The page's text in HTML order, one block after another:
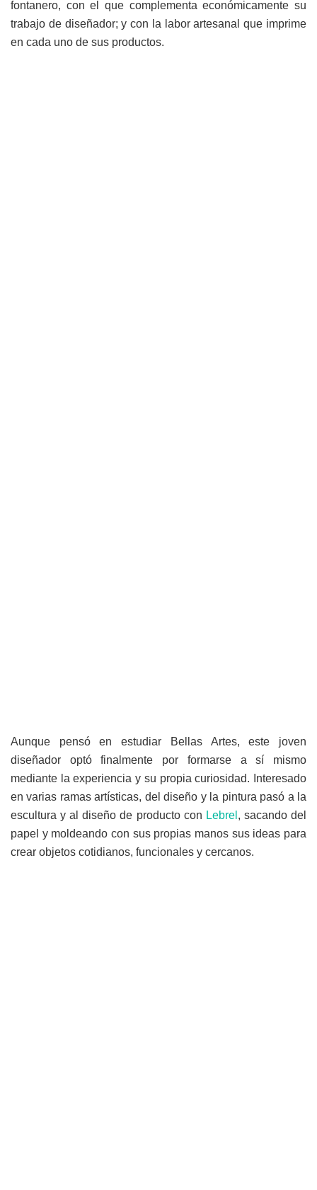
fontanero, con el que complementa económicamente su
trabajo de diseñador; y con la labor artesanal que imprime
en cada uno de sus productos.
Aunque pensó en estudiar Bellas Artes, este joven
diseñador optó finalmente por formarse a sí mismo
mediante la experiencia y su propia curiosidad. Interesado
en varias ramas artísticas, del diseño y la pintura pasó a la
escultura y al diseño de producto con Lebrel , sacando del
papel y moldeando con sus propias manos sus ideas para
crear objetos cotidianos, funcionales y cercanos.